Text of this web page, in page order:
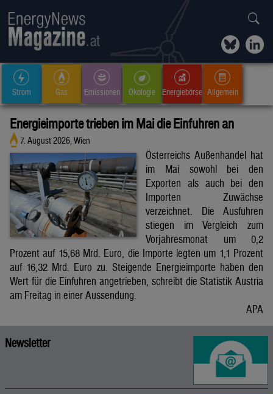
Strom Gas Emissionen Ökologie Energiebörse Allgemein
Energieimporte trieben im Mai die Einfuhren an
7. August 2026, Wien
Österreichs Außenhandel hat
im Mai sowohl bei den
Exporten als auch bei den
Importen Zuwächse
verzeichnet. Die Ausfuhren
stiegen im Vergleich zum
Vorjahresmonat um 0,2
Prozent auf 15,68 Mrd. Euro, die Importe legten um 1,1 Prozent
auf 16,32 Mrd. Euro zu. Steigende Energieimporte haben den
Wert für die Einfuhren angetrieben, schreibt die Statistik Austria
am Freitag in einer Aussendung.
APA
Newsletter